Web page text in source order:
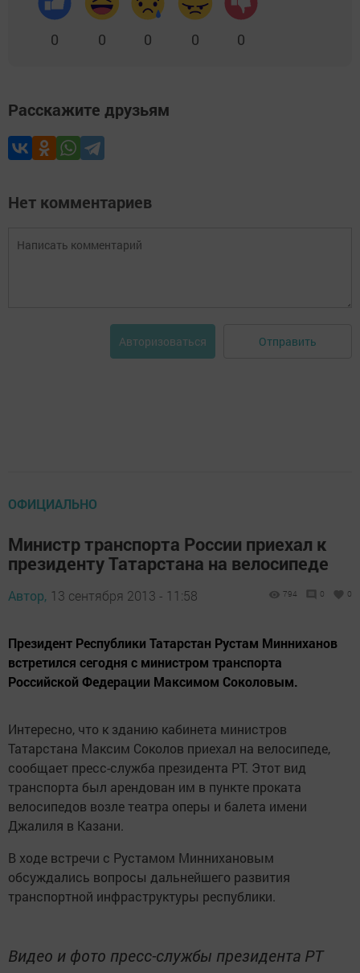
0 0 0 0 0
Расскажите друзьям
Нет комментариев
Авторизоваться Отправить
ОФИЦИАЛЬНО
Министр транспорта России приехал к
президенту Татарстана на велосипеде
Автор, 13 сентября 2013 - 11:58 794 0 0
Президент Республики Татарстан Рустам Минниханов
встретился сегодня с министром транспорта
Российской Федерации Максимом Соколовым.
Интересно, что к зданию кабинета министров
Татарстана Максим Соколов приехал на велосипеде,
сообщает пресс-служба президента РТ. Этот вид
транспорта был арендован им в пункте проката
велосипедов возле театра оперы и балета имени
Джалиля в Казани.
В ходе встречи с Рустамом Миннихановым
обсуждались вопросы дальнейшего развития
транспортной инфраструктуры республики.
Видео и фото пресс-службы президента РТ